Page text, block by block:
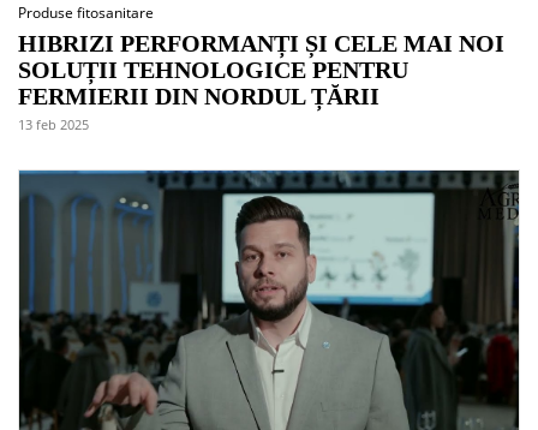
Produse fitosanitare
HIBRIZI PERFORMANȚI ȘI CELE MAI NOI
SOLUȚII TEHNOLOGICE PENTRU
FERMIERII DIN NORDUL ȚĂRII
13 feb 2025